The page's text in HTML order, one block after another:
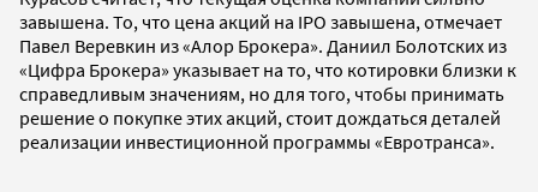
завышена. То, что цена акций на IPO завышена, отмечает
Павел Веревкин из «Алор Брокера». Даниил Болотских из
«Цифра Брокера» указывает на то, что котировки близки к
справедливым значениям, но для того, чтобы принимать
решение о покупке этих акций, стоит дождаться деталей
реализации инвестиционной программы «Евротранса».